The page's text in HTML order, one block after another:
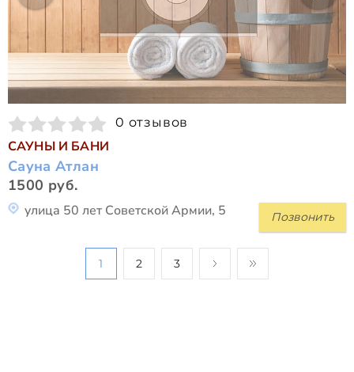
0 отзывов
САУНЫ И БАНИ
Сауна Атлан
1500 руб.
Позвонить
улица 50 лет Советской Армии, 5
1 2 3